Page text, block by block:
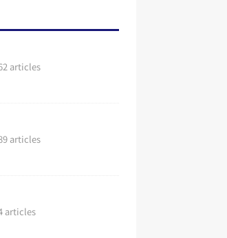
articles
articles
articles